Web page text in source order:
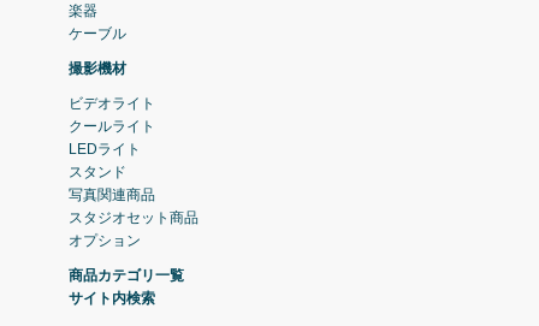
楽器
ケーブル
撮影機材
ビデオライト
クールライト
LEDライト
スタンド
写真関連商品
スタジオセット商品
オプション
商品カテゴリ一覧
サイト内検索